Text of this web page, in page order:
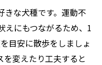
きな犬種です。運動不
えにもつながるため、1
目安に散歩をしましょ
を変えたり工夫すると